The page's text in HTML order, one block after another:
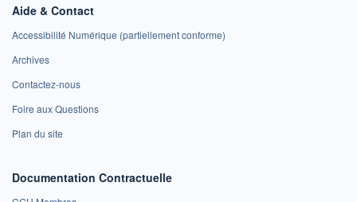
Aide & Contact
Accessibilité Numérique (partiellement conforme)
Archives
Contactez-nous
Foire aux Questions
Plan du site
Documentation Contractuelle